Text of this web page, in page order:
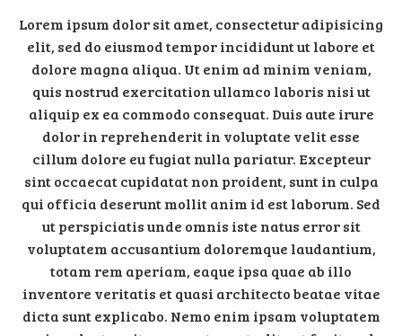
Lorem ipsum dolor sit amet, consectetur adipisicing
elit, sed do eiusmod tempor incididunt ut labore et
dolore magna aliqua. Ut enim ad minim veniam,
quis nostrud exercitation ullamco laboris nisi ut
aliquip ex ea commodo consequat. Duis aute irure
dolor in reprehenderit in voluptate velit esse
cillum dolore eu fugiat nulla pariatur. Excepteur
sint occaecat cupidatat non proident, sunt in culpa
qui officia deserunt mollit anim id est laborum. Sed
ut perspiciatis unde omnis iste natus error sit
voluptatem accusantium doloremque laudantium,
totam rem aperiam, eaque ipsa quae ab illo
inventore veritatis et quasi architecto beatae vitae
dicta sunt explicabo. Nemo enim ipsam voluptatem